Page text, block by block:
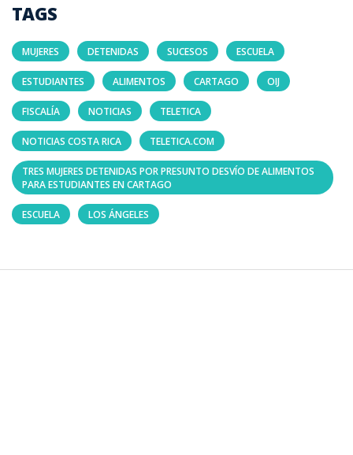
TAGS
MUJERES DETENIDAS SUCESOS ESCUELA
ESTUDIANTES ALIMENTOS CARTAGO OIJ
FISCALÍA NOTICIAS TELETICA
NOTICIAS COSTA RICA TELETICA.COM
TRES MUJERES DETENIDAS POR PRESUNTO DESVÍO DE ALIMENTOS
PARA ESTUDIANTES EN CARTAGO
ESCUELA LOS ÁNGELES